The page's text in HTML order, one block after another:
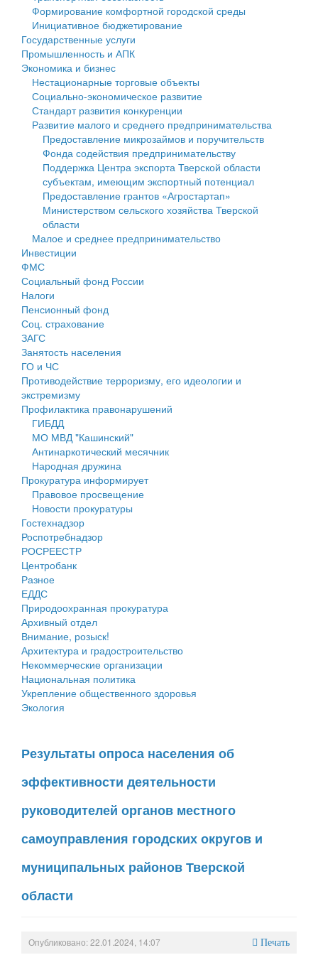
Государственные услуги
Промышленность и АПК
Экономика и бизнес
Символика
Устав
Гостям округа
Туризм
Культура
Образование
Здравоохранение
Социальная защита
Фотоальбом
муниципального округа Тверской области
Администрация Кашинского муниципального округа
Тверской области
Управление сельскими территориями
Открытые данные
Работа с обращениями граждан
Муниципальный контроль
Муниципальные услуги
Проекты административных регламентов
Антимонопольный комплаенс
Противодействие коррупции
Финансовое управление
Бюджет для граждан
Имущество
Выявление правообладателей ранее учтенных
объектов недвижимости
Имущественная поддержка субъектов малого и
среднего предпринимательства
Информационная поддержка субъектов малого и
среднего предпринимательства
Муниципальные программы
Контрольно-счетная палата
Персональные данные
Оценка регулирующего воздействия
Деятельность МУ
Нормативы градостроительного проектирования
Правила землепользования и застройки
Генеральные планы
Проекты планировки территории
Собрание депутатов
Городское поселение
Сельские поселения
Формирование комфортной городской среды
Инициативное бюджетирование
Государственные услуги
Промышленность и АПК
Экономика и бизнес
Нестационарные торговые объекты
Социально-экономическое развитие
Стандарт развития конкуренции
Развитие малого и среднего предпринимательства
Предоставление микрозаймов и поручительств
Фонда содействия предпринимательству
Поддержка Центра экспорта Тверской области
субъектам, имеющим экспортный потенциал
Предоставление грантов «Агростартап»
Министерством сельского хозяйства Тверской
области
Малое и среднее предпринимательство
Инвестиции
ФМС
Социальный фонд России
Налоги
Пенсионный фонд
Соц. страхование
ЗАГС
Занятость населения
ГО и ЧС
Противодействие терроризму, его идеологии и
экстремизму
Профилактика правонарушений
ГИБДД
МО МВД "Кашинский"
Антинаркотический месячник
Народная дружина
Прокуратура информирует
Правовое просвещение
Новости прокуратуры
Гостехнадзор
Роспотребнадзор
РОСРЕЕСТР
Центробанк
Разное
ЕДДС
Природоохранная прокуратура
Архивный отдел
Внимание, розыск!
Архитектура и градостроительство
Некоммерческие организации
Национальная политика
Укрепление общественного здоровья
Экология
Результаты опроса населения об
эффективности деятельности
руководителей органов местного
самоуправления городских округов и
муниципальных районов Тверской
области
Опубликовано: 22.01.2024, 14:07 Печать